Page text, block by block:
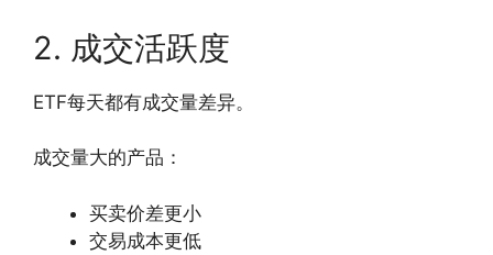
2. 成交活跃度
ETF每天都有成交量差异。
成交量大的产品：
买卖价差更小
交易成本更低